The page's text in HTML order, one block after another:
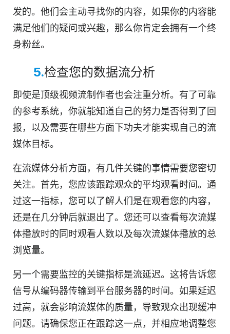
发的。他们会主动寻找你的内容，如果你的内容能
满足他们的疑问或兴趣，那么你肯定会拥有一个终
身粉丝。
5.检查您的数据流分析
即使是顶级视频流制作者也会注重分析。有了可靠
的参考系统，你就能知道自己的努力是否得到了回
报，以及需要在哪些方面下功夫才能实现自己的流
媒体目标。
在流媒体分析方面，有几件关键的事情需要您密切
关注。首先，您应该跟踪观众的平均观看时间。通
过这一指标，您可以了解人们是在观看您的内容，
还是在几分钟后就退出了。您还可以查看每次流媒
体播放时的同时观看人数以及每次流媒体播放的总
浏览量。
另一个需要监控的关键指标是流延迟。这将告诉您
信号从编码器传输到平台服务器的时间。如果延迟
过高，就会影响流媒体的质量，导致观众出现缓冲
问题。请确保您正在跟踪这一点，并相应地调整您